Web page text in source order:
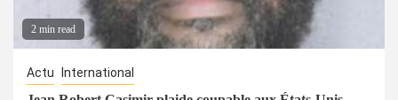
2 min read
Actu International